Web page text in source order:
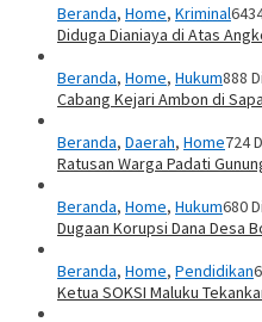
Beranda, Home, Kriminal
Diduga Dianiaya di Atas
Beranda, Home, Hukum888
Cabang Kejari Ambon di
Beranda, Daerah, Home724
Ratusan Warga Padati
Beranda, Home, Hukum680
Dugaan Korupsi Dana Desa
Beranda, Home, Pendidikan
Ketua SOKSI Maluku